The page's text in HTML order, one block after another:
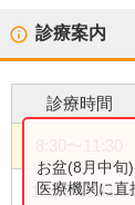
診療案内
診療時間
15:00〜18:00
お盆(8月中旬
医療機関に直